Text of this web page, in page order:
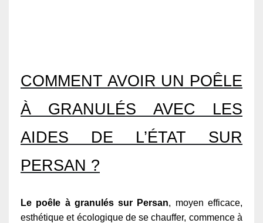
COMMENT AVOIR UN POÊLE
À GRANULÉS AVEC LES
AIDES DE L’ÉTAT SUR
PERSAN ?
Le poêle à granulés sur Persan, moyen efficace,
esthétique et écologique de se chauffer, commence à